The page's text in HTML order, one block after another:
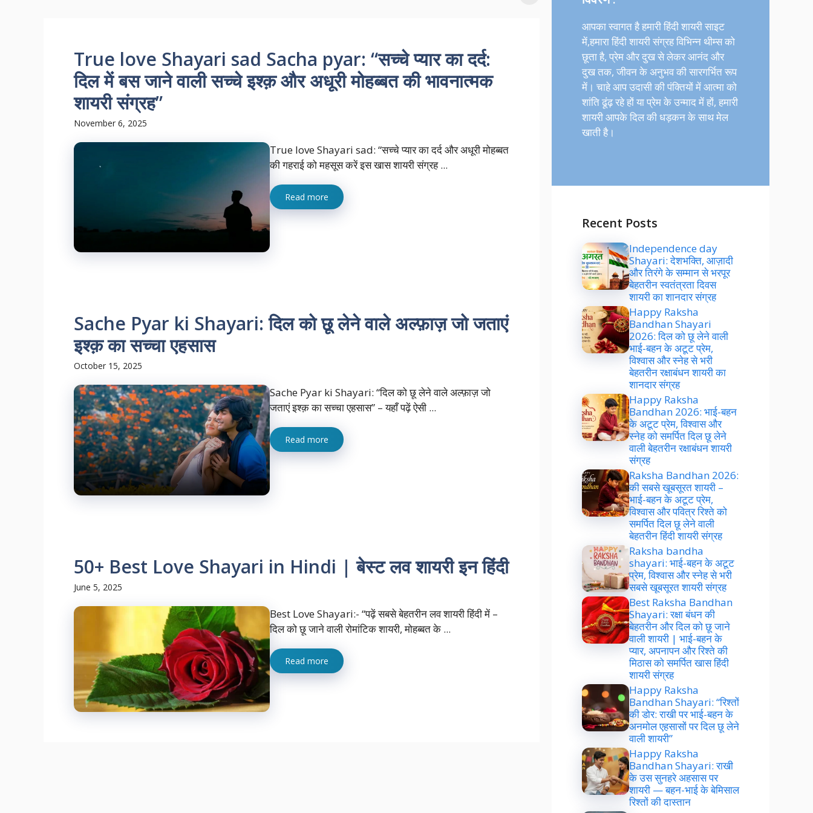
True love Shayari sad Sacha pyar: “सच्चे प्यार का दर्द:
दिल में बस जाने वाली सच्चे इश्क़ और अधूरी मोहब्बत की भावनात्मक
शायरी संग्रह”
November 6, 2025
True love Shayari sad: “सच्चे प्यार का दर्द और अधूरी मोहब्बत
की गहराई को महसूस करें इस खास शायरी संग्रह ...
Read more
Sache Pyar ki Shayari: दिल को छू लेने वाले अल्फ़ाज़ जो जताएं
इश्क़ का सच्चा एहसास
October 15, 2025
Sache Pyar ki Shayari: “दिल को छू लेने वाले अल्फ़ाज़ जो
जताएं इश्क़ का सच्चा एहसास” – यहाँ पढ़ें ऐसी ...
Read more
50+ Best Love Shayari in Hindi | बेस्ट लव शायरी इन हिंदी
June 5, 2025
Best Love Shayari:- “पढ़ें सबसे बेहतरीन लव शायरी हिंदी में –
दिल को छू जाने वाली रोमांटिक शायरी, मोहब्बत के ...
Read more
आपका स्वागत है हमारी हिंदी शायरी साइट
में,हमारा हिंदी शायरी संग्रह विभिन्न थीम्स को
छूता है, प्रेम और दुख से लेकर आनंद और
दुख तक, जीवन के अनुभव की सारगर्भित रूप
में। चाहे आप उदासी की पंक्तियों में आत्मा को
शांति ढूंढ़ रहे हों या प्रेम के उन्माद में हों, हमारी
शायरी आपके दिल की धड़कन के साथ मेल
खाती है।
Recent Posts
Independence day
Shayari: देशभक्ति, आज़ादी
और तिरंगे के सम्मान से भरपूर
बेहतरीन स्वतंत्रता दिवस
शायरी का शानदार संग्रह
Happy Raksha
Bandhan Shayari
2026: दिल को छू लेने वाली
भाई-बहन के अटूट प्रेम,
विश्वास और स्नेह से भरी
बेहतरीन रक्षाबंधन शायरी का
शानदार संग्रह
Happy Raksha
Bandhan 2026: भाई-बहन
के अटूट प्रेम, विश्वास और
स्नेह को समर्पित दिल छू लेने
वाली बेहतरीन रक्षाबंधन शायरी
संग्रह
Raksha Bandhan 2026:
की सबसे खूबसूरत शायरी –
भाई-बहन के अटूट प्रेम,
विश्वास और पवित्र रिश्ते को
समर्पित दिल छू लेने वाली
बेहतरीन हिंदी शायरी संग्रह
Raksha bandha
shayari: भाई-बहन के अटूट
प्रेम, विश्वास और स्नेह से भरी
सबसे खूबसूरत शायरी संग्रह
Best Raksha Bandhan
Shayari: रक्षा बंधन की
बेहतरीन और दिल को छू जाने
वाली शायरी | भाई-बहन के
प्यार, अपनापन और रिश्ते की
मिठास को समर्पित खास हिंदी
शायरी संग्रह
Happy Raksha
Bandhan Shayari: “रिश्तों
की डोर: राखी पर भाई-बहन के
अनमोल एहसासों पर दिल छू लेने
वाली शायरी”
Happy Raksha
Bandhan Shayari: राखी
के उस सुनहरे अहसास पर
शायरी — बहन-भाई के बेमिसाल
रिश्तों की दास्तान